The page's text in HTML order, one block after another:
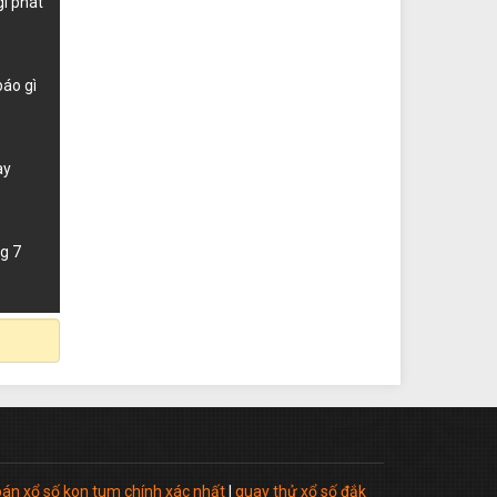
2.83
gì
7
xổ số kon tum chính xác nhất quay thử xổ số đắk